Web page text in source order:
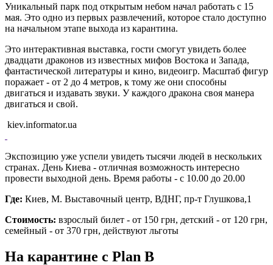
Уникальный парк под открытым небом начал работать с 15
мая. Это одно из первых развлечений, которое стало доступно
на начальном этапе выхода из карантина.
Это интерактивная выставка, гости смогут увидеть более
двадцати драконов из известных мифов Востока и Запада,
фантастической литературы и кино, видеоигр. Масштаб фигур
поражает - от 2 до 4 метров, к тому же они способны
двигаться и издавать звуки. У каждого дракона своя манера
двигаться и свой.
kiev.informator.ua
Экспозицию уже успели увидеть тысячи людей в нескольких
странах. День Киева - отличная возможность интересно
провести выходной день. Время работы - с 10.00 до 20.00
Где: Киев, М. Выставочный центр, ВДНГ, пр-т Глушкова,1
Стоимость: взрослый билет - от 150 грн, детский - от 120 грн,
семейный - от 370 грн, действуют льготы
На карантине с Plan B